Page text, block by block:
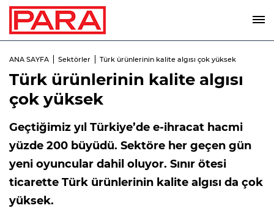
ANA SAYFA Sektörler Türk ürünlerinin kalite algısı çok yüksek
Türk ürünlerinin kalite algısı
çok yüksek
Geçtiğimiz yıl Türkiye’de e-ihracat hacmi
yüzde 200 büyüdü. Sektöre her geçen gün
yeni oyuncular dahil oluyor. Sınır ötesi
ticarette Türk ürünlerinin kalite algısı da çok
yüksek.